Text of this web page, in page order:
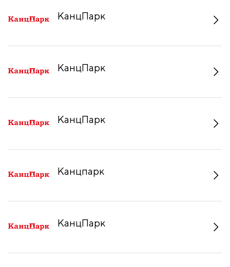
КанцПарк
КанцПарк
КанцПарк
Канцпарк
КанцПарк